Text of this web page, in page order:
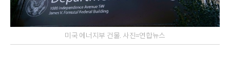
미국 에너지부 건물. 사진=연합뉴스